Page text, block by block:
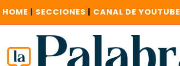
HOME | SECCIONES | CANAL DE YOUTUBE